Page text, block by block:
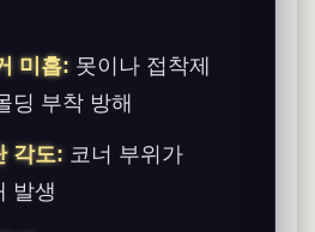
미흡: 못이나 접착제
딩 부착 방해
각도: 코너 부위가
발생